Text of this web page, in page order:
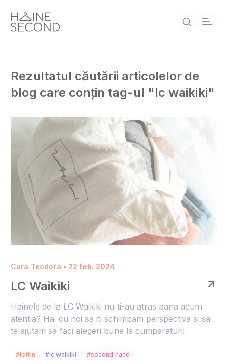
Rezultatul căutării articolelor de
blog care conțin tag-ul "lc waikiki"
Cara Teodora • 22 feb. 2024
LC Waikiki
Hainele de la LC Waikiki nu ti-au atras pana acum
atentia? Hai cu noi sa iti schimbam perspectiva si sa
te ajutam sa faci alegeri bune la cumparaturi!
#ieftin #lc waikiki #second hand